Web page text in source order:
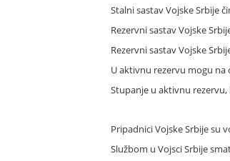
Stalni sastav Vojske Srbije
Rezervni sastav Vojske
Rezervni sastav Vojske
U aktivnu rezervu mogu
Stupanje u aktivnu rezervu,
Pripadnici Vojske Srbije su
Službom u Vojsci Srbije